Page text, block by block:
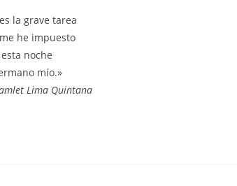
la grave tarea
he impuesto
esta noche
mío.»
Lima Quintana